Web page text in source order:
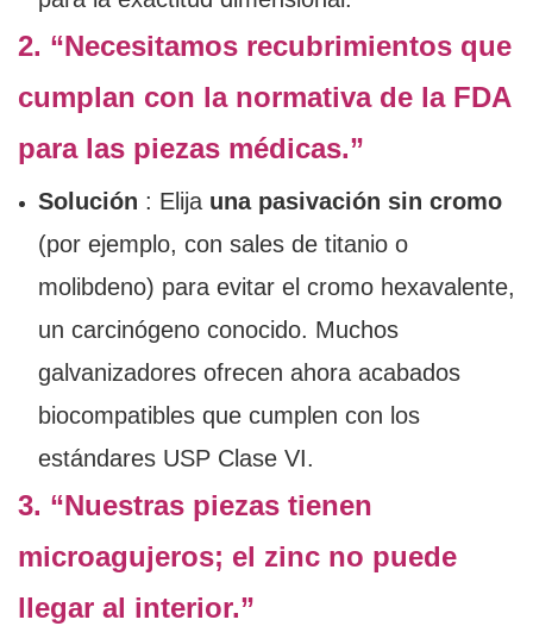
2. “Necesitamos recubrimientos que
cumplan con la normativa de la FDA
para las piezas médicas.”
Solución : Elija una pasivación sin cromo
(por ejemplo, con sales de titanio o
molibdeno) para evitar el cromo hexavalente,
un carcinógeno conocido. Muchos
galvanizadores ofrecen ahora acabados
biocompatibles que cumplen con los
estándares USP Clase VI.
3. “Nuestras piezas tienen
microagujeros; el zinc no puede
llegar al interior.”